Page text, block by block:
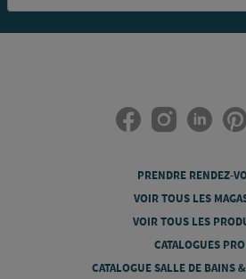
PRENDRE RENDEZ-
VOIR TOUS LES
VOIR TOUS LES
CATALOGUES PRO
CATALOGUE SALLE DE BAINS